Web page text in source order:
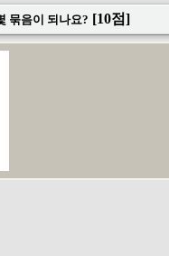
묶음이 되나요? [10점]